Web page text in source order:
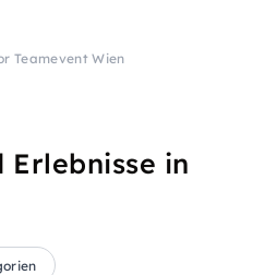
Teamevent Wien
Erlebnisse in